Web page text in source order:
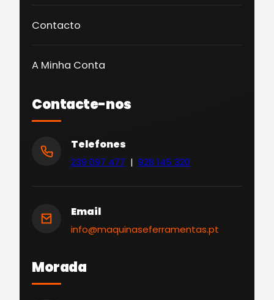
Contacto
A Minha Conta
Contacte-nos
Telefones
239 097 477 | 928 145 320
Email
info@maquinaseferramentas.pt
Morada